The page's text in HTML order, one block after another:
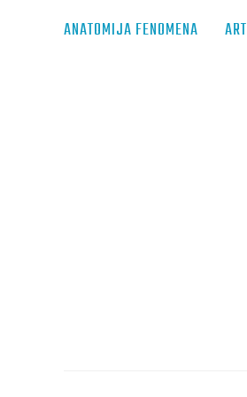
ANATOMIJA FENOMENA ART